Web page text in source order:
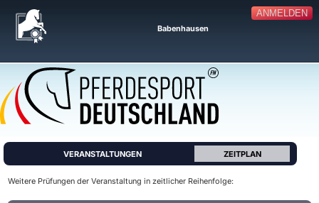
ANMELDEN
Babenhausen
VERANSTALTUNGEN ZEITPLAN
Weitere Prüfungen der Veranstaltung in zeitlicher Reihenfolge: